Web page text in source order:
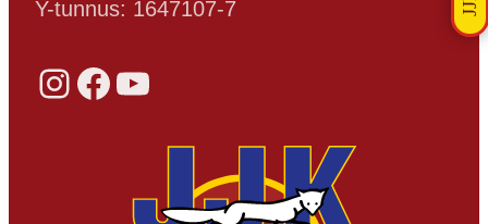
Y-tunnus: 1647107-7
Instagram Facebook YouTube